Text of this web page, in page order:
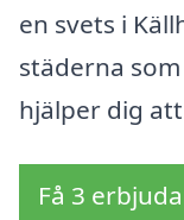
en svets i
städerna
hjälper dig
Få 3